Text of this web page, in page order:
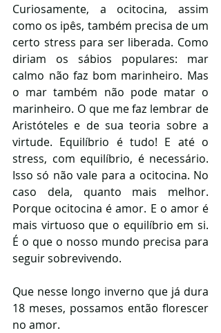
Curiosamente, a ocitocina, assim
como os ipês, também precisa de um
certo stress para ser liberada. Como
diriam os sábios populares: mar
calmo não faz bom marinheiro. Mas
o mar também não pode matar o
marinheiro. O que me faz lembrar de
Aristóteles e de sua teoria sobre a
virtude. Equilíbrio é tudo! E até o
stress, com equilíbrio, é necessário.
Isso só não vale para a ocitocina. No
caso dela, quanto mais melhor.
Porque ocitocina é amor. E o amor é
mais virtuoso que o equilíbrio em si.
É o que o nosso mundo precisa para
seguir sobrevivendo.
Que nesse longo inverno que já dura
18 meses, possamos então florescer
no amor.